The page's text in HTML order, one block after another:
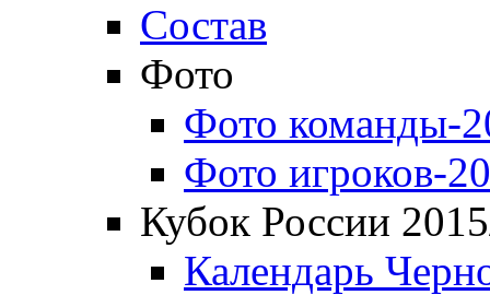
Состав
Фото
Фото команды-
Фото игроков-
Кубок России
Календарь